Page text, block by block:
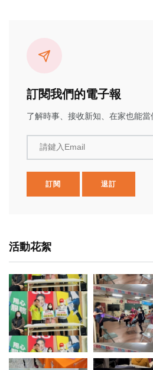
訂閱我們的電子報
了解時事、接收新知、在家也能當
請鍵入Email
訂閱 退訂
活動花絮